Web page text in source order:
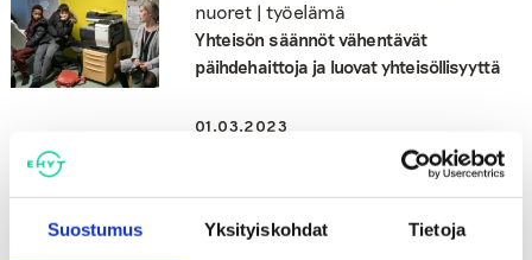
Suostumus Yksityiskohdat Tietoja
nuoret | työelämä
Yhteisön säännöt vähentävät
päihdehaittoja ja luovat yhteisöllisyyttä
01.03.2023